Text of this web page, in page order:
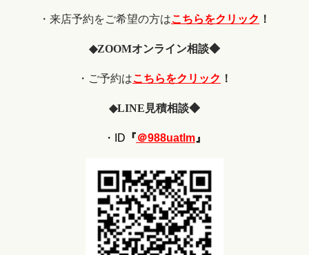
・来店予約をご希望の方はこちらをクリック ！
◆ZOOMオンライン相談◆
・ご予約はこちらをクリック ！
◆LINE 見積相談◆
・ID 『＠988uatlm』